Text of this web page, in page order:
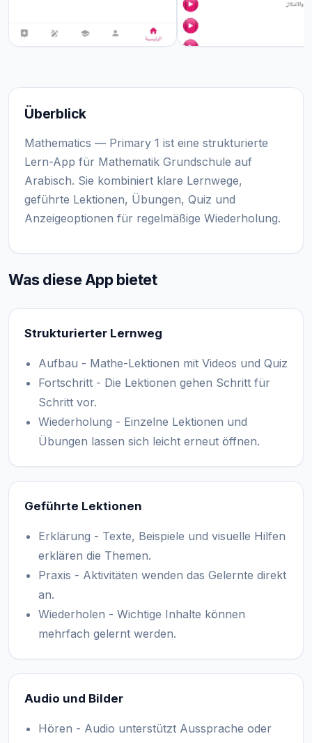
Überblick
Mathematics — Primary 1 ist eine strukturierte
Lern-App für Mathematik Grundschule auf
Arabisch. Sie kombiniert klare Lernwege,
geführte Lektionen, Übungen, Quiz und
Anzeigeoptionen für regelmäßige Wiederholung.
Was diese App bietet
Strukturierter Lernweg
Aufbau - Mathe-Lektionen mit Videos und Quiz
Fortschritt - Die Lektionen gehen Schritt für
Schritt vor.
Wiederholung - Einzelne Lektionen und
Übungen lassen sich leicht erneut öffnen.
Geführte Lektionen
Erklärung - Texte, Beispiele und visuelle Hilfen
erklären die Themen.
Praxis - Aktivitäten wenden das Gelernte direkt
an.
Wiederholen - Wichtige Inhalte können
mehrfach gelernt werden.
Audio und Bilder
Hören - Audio unterstützt Aussprache oder